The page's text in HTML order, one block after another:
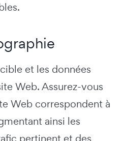
et les données
Web. Assurez-vous
Web correspondent à
ainsi les